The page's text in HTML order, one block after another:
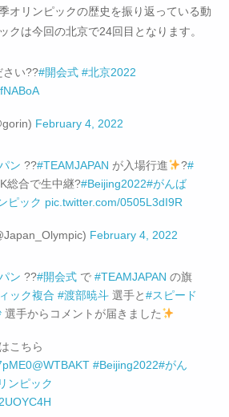
オリンピックの歴史を振り返っている動
クは今回の北京で24回目となります。
さい??#開会式 #北京2022
February 4, 2022
ン ??#TEAMJAPAN が入場行進 ?#
総合で生中継?#Beijing2022#がんば
ピック pic.twitter.com/0505L3dI9R
February 4, 2022
ン ??#開会式 で #TEAMJAPAN の旗
ック複合 #渡部暁斗 選手と#スピード
選手からコメントが届きました
こちら
@WTBAKT #Beijing2022#がん
ンピック